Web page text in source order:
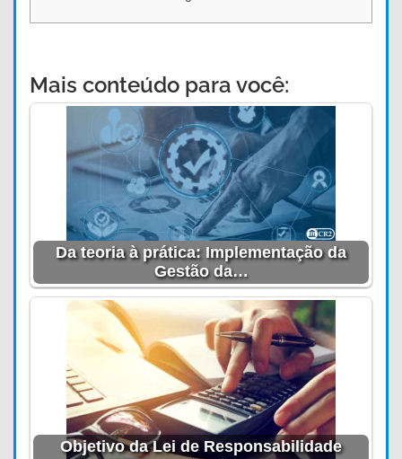
Mais conteúdo para você:
Da teoria à prática: Implementação da
Gestão da…
Objetivo da Lei de Responsabilidade